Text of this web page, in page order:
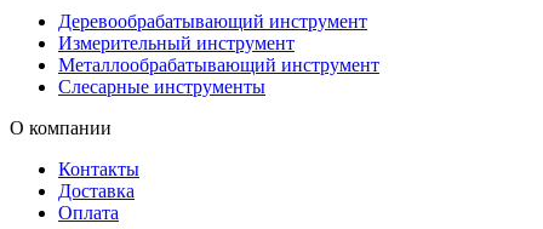
Деревообрабатывающий инструмент
Измерительный инструмент
Металлообрабатывающий инструмент
Слесарные инструменты
О компании
Контакты
Доставка
Оплата